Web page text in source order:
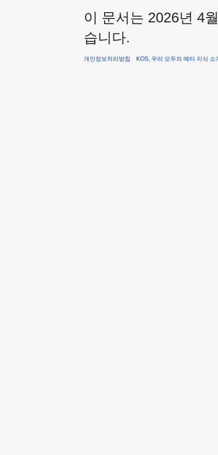
이 문서는 2026년 4
습니다.
개인정보처리방침 KOS, 우리 모두의 메타 지식 소